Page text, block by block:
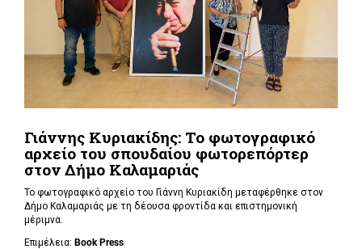
Γιάννης Κυριακίδης: Το φωτογραφικό
αρχείο του σπουδαίου φωτορεπόρτερ
στον Δήμο Καλαμαριάς
Το φωτογραφικό αρχείο του Γιάννη Κυριακίδη μεταφέρθηκε στον
Δήμο Καλαμαριάς με τη δέουσα φροντίδα και επιστημονική
μέριμνα.
Επιμέλεια: Book Press